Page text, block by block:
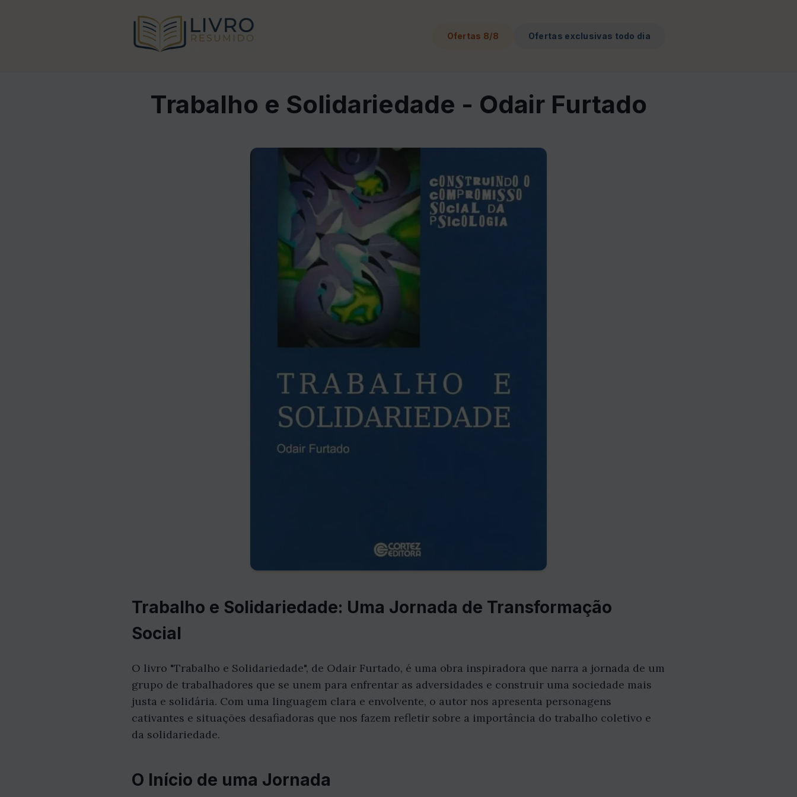
Ofertas 8/8 Ofertas exclusivas todo dia
Trabalho e Solidariedade - Odair Furtado
Trabalho e Solidariedade: Uma Jornada de Transformação
Social
O livro "Trabalho e Solidariedade", de Odair Furtado, é uma obra inspiradora que narra a jornada de um
grupo de trabalhadores que se unem para enfrentar as adversidades e construir uma sociedade mais
justa e solidária. Com uma linguagem clara e envolvente, o autor nos apresenta personagens
cativantes e situações desafiadoras que nos fazem refletir sobre a importância do trabalho coletivo e
da solidariedade.
O Início de uma Jornada